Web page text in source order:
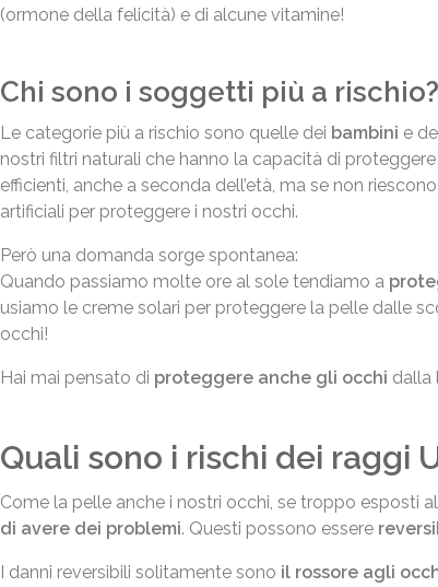
(ormone della felicità) e di alcune vitamine!
Chi sono i soggetti più a rischio?
Le categorie più a rischio sono quelle dei bambini e
nostri filtri naturali che hanno la capacità di
efficienti, anche a seconda dell’età, ma se non
artificiali per proteggere i nostri occhi.
Però una domanda sorge spontanea:
Quando passiamo molte ore al sole tendiamo a
usiamo le creme solari per proteggere la pelle dalle
occhi!
Hai mai pensato di proteggere anche gli occhi dalla
Quali sono i rischi dei raggi
Come la pelle anche i nostri occhi, se troppo esposti
di avere dei problemi. Questi possono essere
I danni reversibili solitamente sono il rossore agli